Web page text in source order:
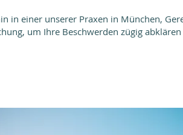
in einer unserer Praxen in München,
um Ihre Beschwerden zügig abklären